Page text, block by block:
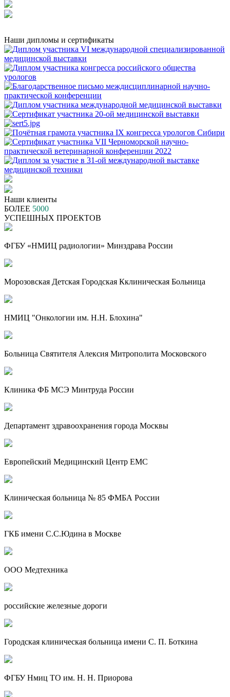
Наши дипломы и сертификаты
Наши клиенты
БОЛЕЕ 5000
УСПЕШНЫХ ПРОЕКТОВ
ФГБУ «НМИЦ радиологии» Минздрава России
Морозовская Детская Городская Кклиническая Больница
НМИЦ "Онкологии им. Н.Н. Блохина"
Больница Святителя Алексия Митрополита Московского
Клиника ФБ МСЭ Минтруда России
Департамент здравоохранения города Москвы
Европейский Медицинский Центр EMC
Клиническая больница № 85 ФМБА России
ГКБ имени С.С.Юдина в Москве
ООО Медтехника
российские железные дороги
Городская клиническая больница имени С. П. Боткина
ФГБУ Нмиц ТО им. Н. Н. Приорова